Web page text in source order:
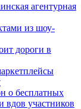
агентурная
из шоу-
дороги в
о бесплатных
вдов участников